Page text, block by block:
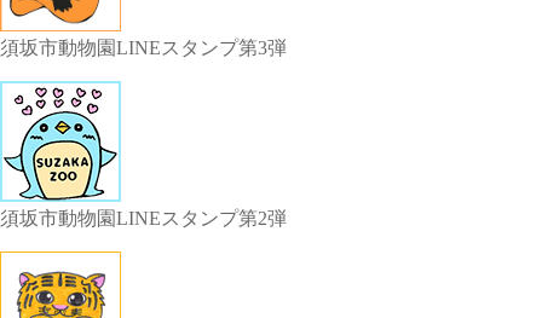
須坂市動物園LINEスタンプ第3弾
須坂市動物園LINEスタンプ第2弾